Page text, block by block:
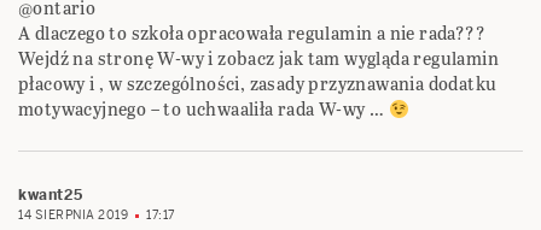
@ontario
A dlaczego to szkoła opracowała regulamin a nie rada???
Wejdź na stronę W-wy i zobacz jak tam wygląda regulamin
płacowy i , w szczególności, zasady przyznawania dodatku
motywacyjnego – to uchwaaliła rada W-wy …
kwant25
14 SIERPNIA 2019 17:17